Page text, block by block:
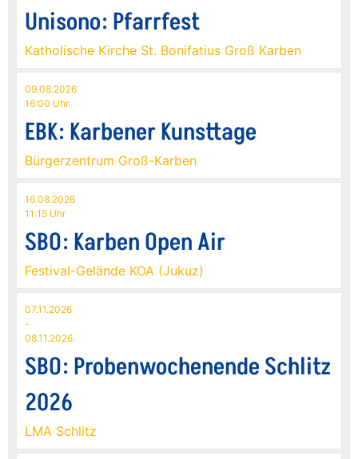
Unisono: Pfarrfest
Katholische Kirche St. Bonifatius Groß Karben
09.08.2026
16:00 Uhr
EBK: Karbener Kunsttage
Bürgerzentrum Groß-Karben
16.08.2026
11:15 Uhr
SBO: Karben Open Air
Festival-Gelände KOA (Jukuz)
07.11.2026
-
08.11.2026
SBO: Probenwochenende Schlitz
2026
LMA Schlitz